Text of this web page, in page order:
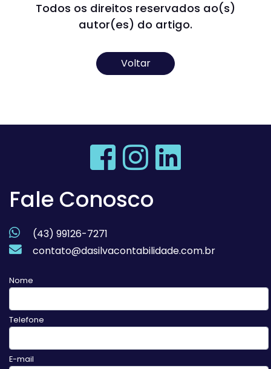
Todos os direitos reservados ao(s)
autor(es) do artigo.
Voltar
Fale Conosco
(43) 99126-7271
contato@dasilvacontabilidade.com.br
Nome
Telefone
E-mail